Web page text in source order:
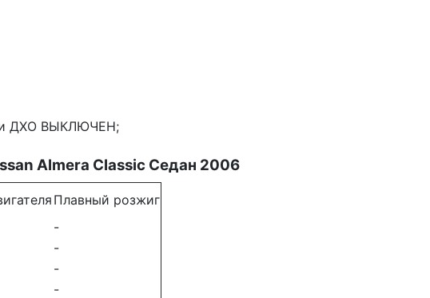
ДХО ВЫКЛЮЧЕН;
Almera Classic Седан 2006
Плавный розжиг
-
-
-
-